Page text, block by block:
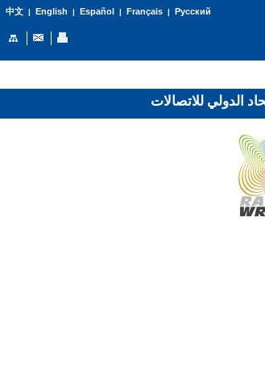
中文| English | Español | Français| Русский
الدولي للاتصالات